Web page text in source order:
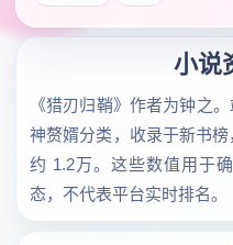
小说
《猎刃归鞘》作者为钟之
神赘婿分类，收录于新书
约 1.2万。这些数值用于
态，不代表平台实时排名。